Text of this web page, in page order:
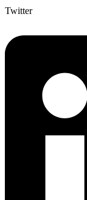
Twitter